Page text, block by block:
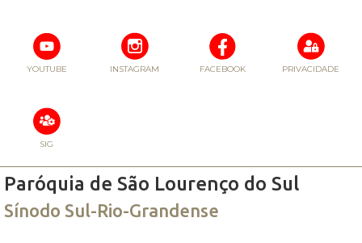
YOUTUBE INSTAGRAM FACEBOOK PRIVACIDADE
SIG
Paróquia de São Lourenço do Sul
Sínodo Sul-Rio-Grandense